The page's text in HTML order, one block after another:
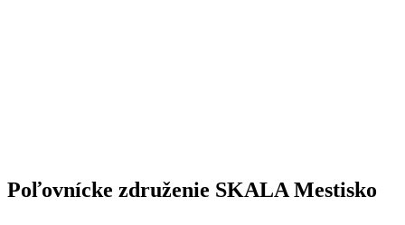
Poľovnícke združenie SKALA Mestisko